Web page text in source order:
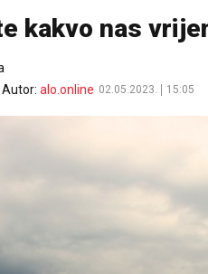
kakvo nas
Autor: alo.online 02.05.2023. 15:05